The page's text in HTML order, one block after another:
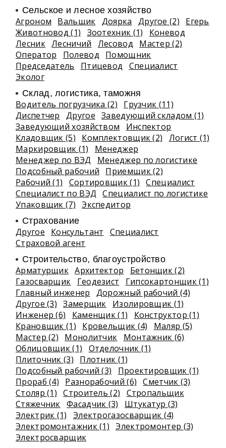
Сельское и лесное хозяйство
Агроном Вальщик Доярка Другое (2)
Егерь
Животновод (1)
Зоотехник (1)
Коневод
Лесник Лесничий Лесовод
Мастер (2)
Оператор
Полевод
Помощник
Председатель
Птицевод
Специалист
Эколог
Склад, логистика, таможня
Водитель погрузчика (2)
Грузчик (11)
Диспетчер
Другое Заведующий складом (1)
Заведующий хозяйством
Инспектор
Кладовщик (5)
Комплектовщик (2)
Логист (1)
Маркировщик (1)
Менеджер
Менеджер по ВЭД
Менеджер по логистике
Подсобный рабочий
Приемщик (2)
Рабочий (1)
Сортировщик (1)
Специалист
Специалист по ВЭД
Специалист по логистике
Упаковщик (7)
Экспедитор
Страхование
Другое Консультант
Специалист
Страховой агент
Строительство, благоустройство
Арматурщик Архитектор
Бетонщик (2)
Газосварщик
Геодезист
Гипсокартонщик (1)
Главный инженер
Дорожный рабочий (4)
Другое (3)
Замерщик
Изолировщик (1)
Инженер (6)
Каменщик (1)
Конструктор (1)
Крановщик (1)
Кровельщик (4)
Маляр (5)
Мастер (2)
Монолитчик
Монтажник (6)
Облицовщик (1)
Отделочник (1)
Плиточник (3)
Плотник (1)
Подсобный рабочий (3)
Проектировщик (1)
Прораб (4)
Разнорабочий (6)
Сметчик (3)
Столяр (1)
Строитель (2)
Стропальщик
Стяжечник Фасадчик (3)
Штукатур (3)
Электрик (1)
Электрогазосварщик (4)
Электромонтажник (1)
Электромонтер (3)
Электросварщик